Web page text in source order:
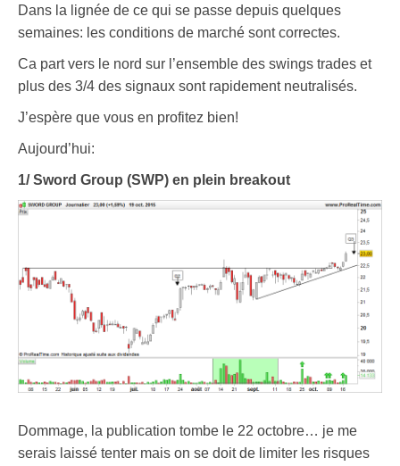
Dans la lignée de ce qui se passe depuis quelques
semaines: les conditions de marché sont correctes.
Ca part vers le nord sur l’ensemble des swings trades et
plus des 3/4 des signaux sont rapidement neutralisés.
J’espère que vous en profitez bien!
Aujourd’hui:
1/ Sword Group (SWP) en plein breakout
Dommage, la publication tombe le 22 octobre… je me
serais laissé tenter mais on se doit de limiter les risques